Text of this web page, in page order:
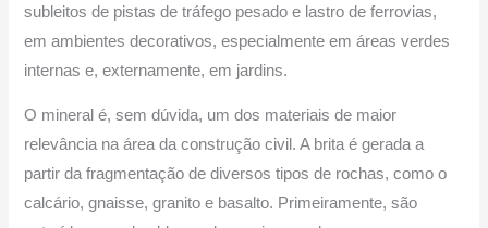
subleitos de pistas de tráfego pesado e lastro de ferrovias,
em ambientes decorativos, especialmente em áreas verdes
internas e, externamente, em jardins.
O mineral é, sem dúvida, um dos materiais de maior
relevância na área da construção civil. A brita é gerada a
partir da fragmentação de diversos tipos de rochas, como o
calcário, gnaisse, granito e basalto. Primeiramente, são